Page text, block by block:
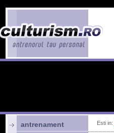
Esti in:
antrenament